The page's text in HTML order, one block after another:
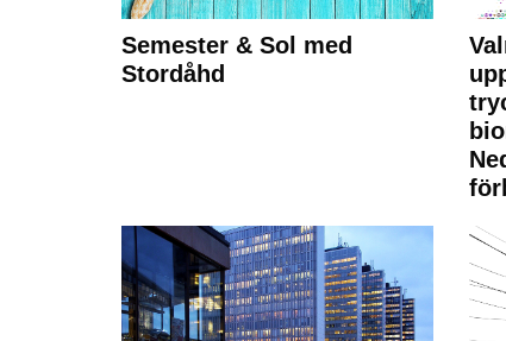
Semester & Sol med
Stordåhd